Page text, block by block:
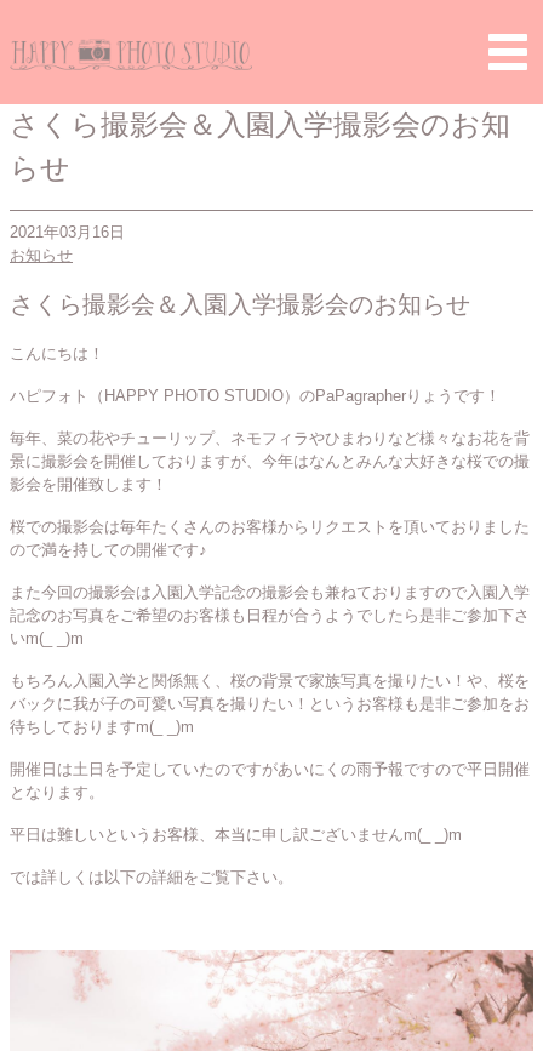
さくら撮影会＆入園入学撮影会のお知
らせ
2021年03月16日
お知らせ
さくら撮影会＆入園入学撮影会のお知らせ
こんにちは！
ハピフォト（HAPPY PHOTO STUDIO）のPaPagrapherりょうです！
毎年、菜の花やチューリップ、ネモフィラやひまわりなど様々なお花を背
景に撮影会を開催しておりますが、今年はなんとみんな大好きな桜での撮
影会を開催致します！
桜での撮影会は毎年たくさんのお客様からリクエストを頂いておりました
ので満を持しての開催です♪
また今回の撮影会は入園入学記念の撮影会も兼ねておりますので入園入学
記念のお写真をご希望のお客様も日程が合うようでしたら是非ご参加下さ
いm(_ _)m
もちろん入園入学と関係無く、桜の背景で家族写真を撮りたい！や、桜を
バックに我が子の可愛い写真を撮りたい！というお客様も是非ご参加をお
待ちしておりますm(_ _)m
開催日は土日を予定していたのですがあいにくの雨予報ですので平日開催
となります。
平日は難しいというお客様、本当に申し訳ございませんm(_ _)m
では詳しくは以下の詳細をご覧下さい。